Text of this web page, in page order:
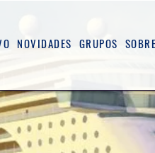
NOVIDADES GRUPOS SOBRE